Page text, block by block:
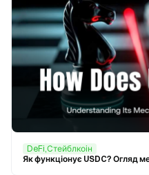
DeFi,Стейблкоін